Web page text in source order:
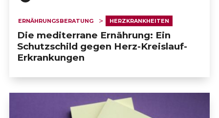
ERNÄHRUNGSBERATUNG HERZKRANKHEITEN
Die mediterrane Ernährung: Ein
Schutzschild gegen Herz-Kreislauf-
Erkrankungen